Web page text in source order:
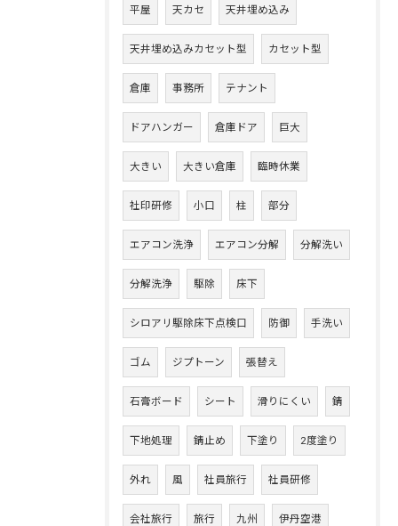
平屋 天カセ 天井埋め込み
天井埋め込みカセット型 カセット型
倉庫 事務所 テナント
ドアハンガー 倉庫ドア 巨大
大きい 大きい倉庫 臨時休業
社印研修 小口 柱 部分
エアコン洗浄 エアコン分解 分解洗い
分解洗浄 駆除 床下
シロアリ駆除床下点検口 防御 手洗い
ゴム ジプトーン 張替え
石膏ボード シート 滑りにくい 錆
下地処理 錆止め 下塗り 2度塗り
外れ 風 社員旅行 社員研修
会社旅行 旅行 九州 伊丹空港